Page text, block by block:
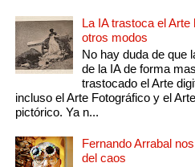
La IA trastoca el Arte
otros modos
No hay duda de que
de la IA de forma
trastocado el Arte
incluso el Arte Fotográfico y el Arte
pictórico. Ya n...
Fernando Arrabal
del caos